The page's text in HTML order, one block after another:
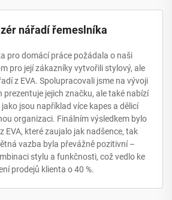
nářadí řemeslníka
pro domácí práce požádala o naši
pro její zákazníky vytvořili stylový, ale
z EVA. Spolupracovali jsme na vývoji
prezentuje jejich značku, ale také nabízí
jsou například více kapes a dělicí
organizaci. Finálním výsledkem bylo
EVA, které zaujalo jak nadšence, tak
vazba byla převážně pozitivní –
stylu a funkčnosti, což vedlo ke
prodejů klienta o 40 %.